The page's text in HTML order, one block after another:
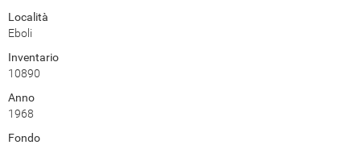
Località
Eboli
Inventario
10890
Anno
1968
Fondo